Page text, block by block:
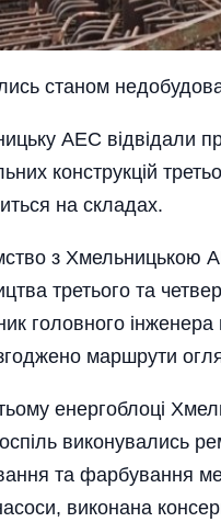
станом
АЕС відвідали
конструкцій
на складах.
з Хмельницькою
третього та
головного
маршрути
енергоблоці
виконувались
та фарбування
виконана